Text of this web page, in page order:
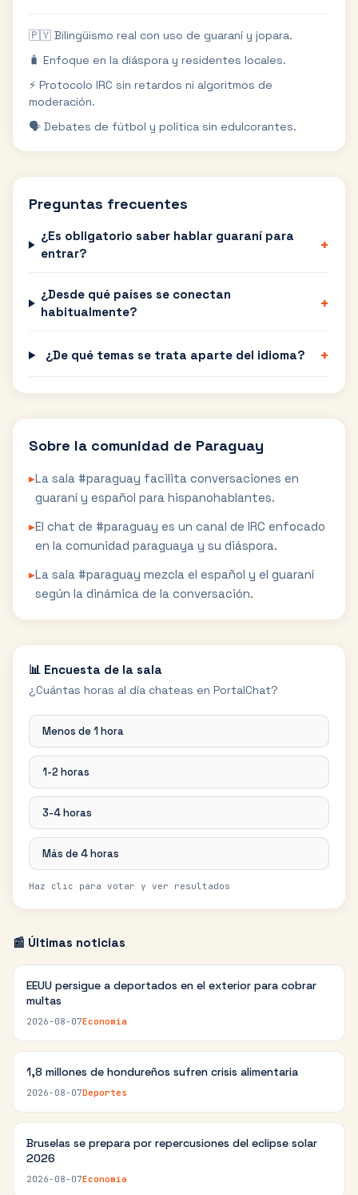
🇵🇾 Bilingüismo real con uso de guaraní y jopara.
🧳 Enfoque en la diáspora y residentes locales.
⚡ Protocolo IRC sin retardos ni algoritmos de
moderación.
🗣️ Debates de fútbol y política sin edulcorantes.
Preguntas frecuentes
¿Es obligatorio saber hablar guaraní para
entrar?
+
¿Desde qué países se conectan
habitualmente?
+
¿De qué temas se trata aparte del idioma? +
Sobre la comunidad de Paraguay
▸La sala #paraguay facilita conversaciones en
guaraní y español para hispanohablantes.
▸El chat de #paraguay es un canal de IRC enfocado
en la comunidad paraguaya y su diáspora.
▸La sala #paraguay mezcla el español y el guaraní
según la dinámica de la conversación.
📊 Encuesta de la sala
¿Cuántas horas al día chateas en PortalChat?
Menos de 1 hora
1-2 horas
3-4 horas
Más de 4 horas
Haz clic para votar y ver resultados
📰 Últimas noticias
EEUU persigue a deportados en el exterior para cobrar
multas
2026-08-07Economía
1,8 millones de hondureños sufren crisis alimentaria
2026-08-07Deportes
Bruselas se prepara por repercusiones del eclipse solar
2026
2026-08-07Economía